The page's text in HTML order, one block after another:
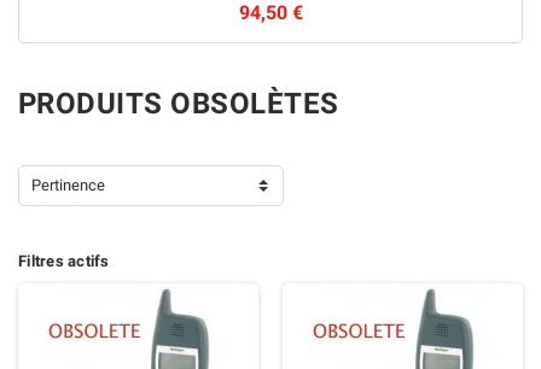
94,50 €
PRODUITS OBSOLÈTES
Pertinence
Filtres actifs